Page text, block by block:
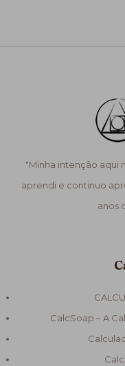
"Minha intenção aqui
aprendi e continuo
anos
CalcSoap – A